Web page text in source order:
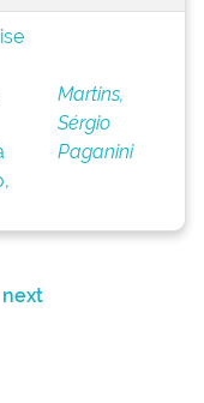
Martins,
Sérgio
Paganini
next